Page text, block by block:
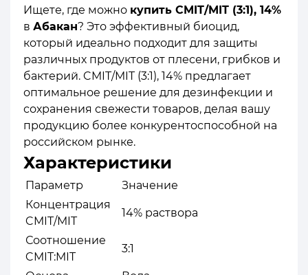
Ищете, где можно купить CMIT/MIT (3:1), 14%
в Абакан? Это эффективный биоцид,
который идеально подходит для защиты
различных продуктов от плесени, грибков и
бактерий. CMIT/MIT (3:1), 14% предлагает
оптимальное решение для дезинфекции и
сохранения свежести товаров, делая вашу
продукцию более конкурентоспособной на
российском рынке.
Характеристики
Параметр
Значение
Концентрация
CMIT/MIT
14% раствора
Соотношение
CMIT:MIT
3:1